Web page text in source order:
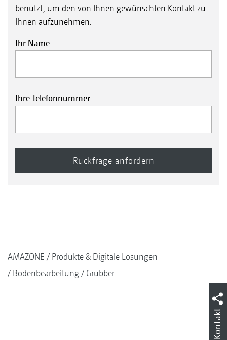
benutzt, um den von Ihnen gewünschten Kontakt zu
Ihnen aufzunehmen.
Ihr Name
Ihre Telefonnummer
AMAZONE
Produkte & Digitale Lösungen
Bodenbearbeitung
Grubber
Kontakt